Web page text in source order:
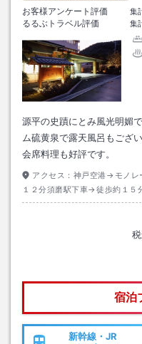
お客様アンケート評価
集
るるぶトラベル評価
集
源平の史蹟にとみ風光明媚
ム硫黄泉で露天風呂もござ
会席料理も好評です。
アクセス： 神戸空港→モノレ
１２分須磨駅下車→徒歩約１５
宿泊
新幹線・JR